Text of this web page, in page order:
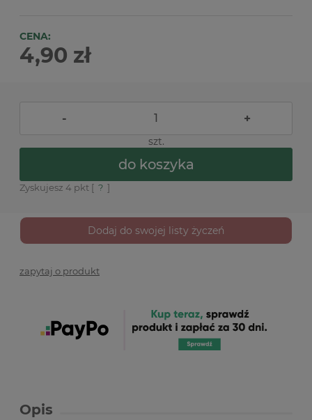
CENA:
4,90 zł
- +
szt.
do koszyka
Zyskujesz 4 pkt [ ? ]
Dodaj do swojej listy życzeń
zapytaj o produkt
Opis